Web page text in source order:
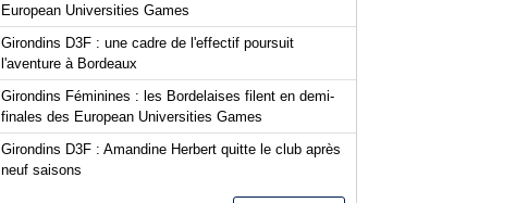
European Universities Games
Girondins D3F : une cadre de l'effectif poursuit
l'aventure à Bordeaux
Girondins Féminines : les Bordelaises filent en demi-
finales des European Universities Games
Girondins D3F : Amandine Herbert quitte le club après
neuf saisons